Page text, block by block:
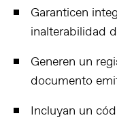
Garanticen
inalterabilidad
Generen un
documento
Incluyan un